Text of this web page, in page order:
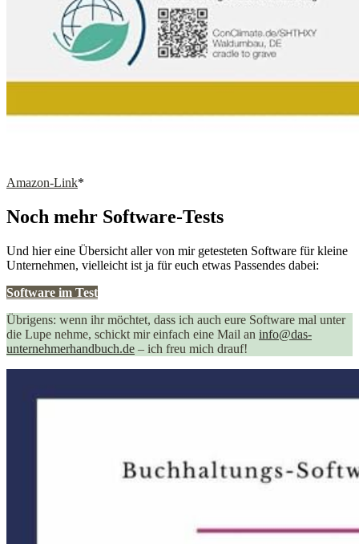
Amazon-Link*
Noch mehr Software-Tests
Und hier eine Übersicht aller von mir getesteten Software für kleine
Unternehmen, vielleicht ist ja für euch etwas Passendes dabei:
Software im Test
Übrigens: wenn ihr möchtet, dass ich auch eure Software mal unter
die Lupe nehme, schickt mir einfach eine Mail an info@das-
unternehmerhandbuch.de – ich freu mich drauf!